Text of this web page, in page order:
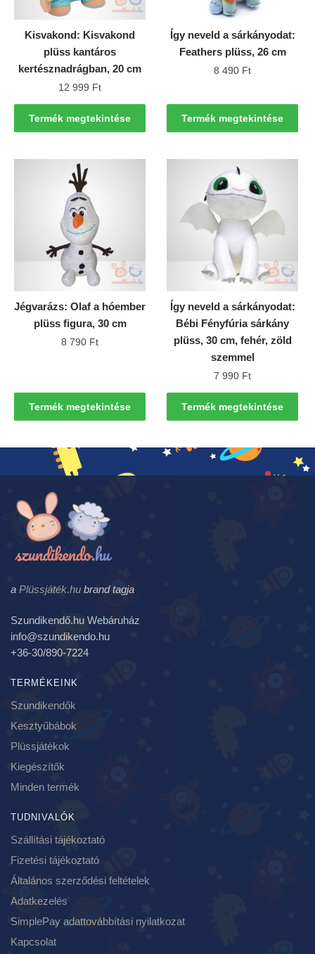
Kisvakond: Kisvakond
plüss kantáros
kertésznadrágban, 20 cm
12 999 Ft
Termék megtekintése
Így neveld a sárkányodat:
Feathers plüss, 26 cm
8 490 Ft
Termék megtekintése
Jégvarázs: Olaf a hóember
plüss figura, 30 cm
8 790 Ft
Termék megtekintése
Így neveld a sárkányodat:
Bébi Fényfúria sárkány
plüss, 30 cm, fehér, zöld
szemmel
7 990 Ft
Termék megtekintése
a Plüssjáték.hu brand tagja
Szundikendő.hu Webáruház
info@szundikendo.hu
+36-30/890-7224
TERMÉKEINK
Szundikendők
Kesztyűbábok
Plüssjátékok
Kiegészítők
Minden termék
TUDNIVALÓK
Szállítási tájékoztató
Fizetési tájékoztató
Általános szerződési feltételek
Adatkezelés
SimplePay adattovábbítási nyilatkozat
Kapcsolat